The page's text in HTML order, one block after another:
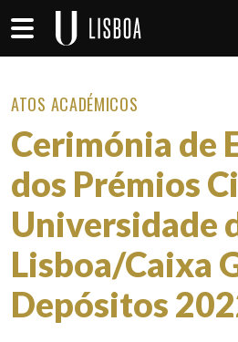
Passar para o conteúdo principal
ATOS ACADÉMICOS
Cerimónia de
dos Prémios
Universidade
Lisboa/Caixa
Depósitos